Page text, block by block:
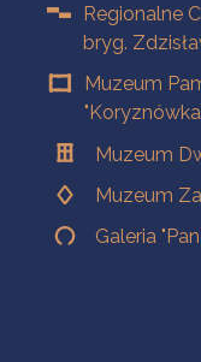
Regionalne
bryg.
Muzeum
Muzeum
Muzeum
Galeria